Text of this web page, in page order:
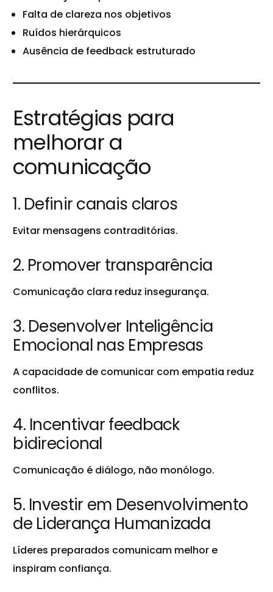
Falta de clareza nos objetivos
Ruídos hierárquicos
Ausência de feedback estruturado
Estratégias para
melhorar a
comunicação
1. Definir canais claros
Evitar mensagens contraditórias.
2. Promover transparência
Comunicação clara reduz insegurança.
3. Desenvolver Inteligência
Emocional nas Empresas
A capacidade de comunicar com empatia reduz
conflitos.
4. Incentivar feedback
bidirecional
Comunicação é diálogo, não monólogo.
5. Investir em Desenvolvimento
de Liderança Humanizada
Líderes preparados comunicam melhor e
inspiram confiança.